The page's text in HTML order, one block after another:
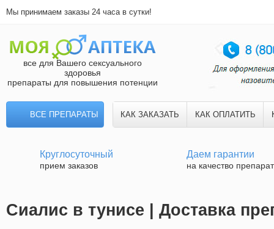
Мы принимаем заказы 24 часа в сутки!
все для Вашего сексуального
здоровья
препараты для повышения потенции
ВСЕ ПРЕПАРАТЫ КАК ЗАКАЗАТЬ КАК ОПЛАТИТЬ
Круглосуточный
прием заказов
Даем гарантии
на качество
Сиалис в тунисе | Доставка